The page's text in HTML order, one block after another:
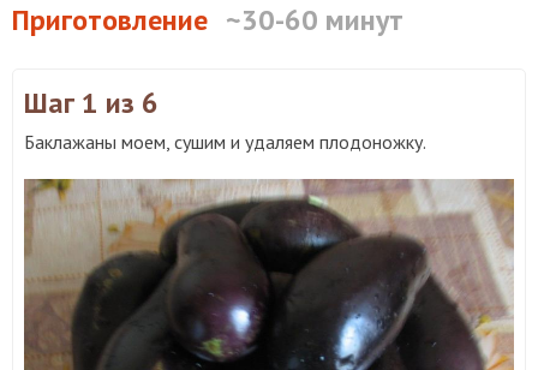
Приготовление ~30-60 минут
Шаг 1 из 6
Баклажаны моем, сушим и удаляем плодоножку.